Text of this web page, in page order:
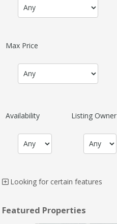
Max Price
Availability Listing Owner
Looking for certain features
Featured Properties